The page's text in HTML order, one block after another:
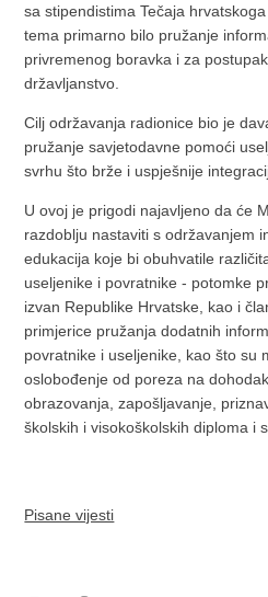
sa stipendistima Tečaja
tema primarno bilo pružanje
privremenog boravka i za
državljanstvo.
Cilj održavanja radionice bio je
pružanje savjetodavne pomoći
svrhu što brže i uspješnije
U ovoj je prigodi najavljeno da će
razdoblju nastaviti s održavanjem
edukacija koje bi obuhvatile
useljenike i povratnike - potomke
izvan Republike Hrvatske, kao i
primjerice pružanja dodatnih
povratnike i useljenike, kao što su
oslobođenje od poreza na
obrazovanja, zapošljavanje,
školskih i visokoškolskih diploma i
Pisane vijesti